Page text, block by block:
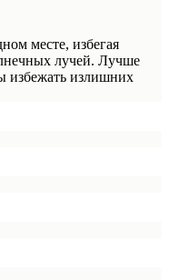
месте, избегая
лучей. Лучше
избежать излишних